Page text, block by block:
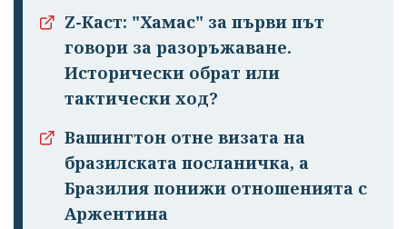
Z-Каст: "Хамас" за първи път
говори за разоръжаване.
Исторически обрат или
тактически ход?
Вашингтон отне визата на
бразилската посланичка, а
Бразилия понижи отношенията с
Аржентина